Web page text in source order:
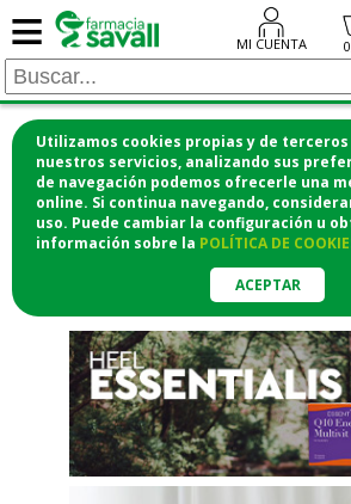
Utilizamos cookies propias y de
nuestros servicios, analizando sus
de navegación podemos ofrecerle una
online. Si continua navegando,
uso. Puede cambiar la configuración u
información sobre la POLÍTICA DE
ACEPTAR
≡ MI CUENTA
¡COMPRA
DESDE CASA Y
FARMACIA!o si lo prefieres
a casa